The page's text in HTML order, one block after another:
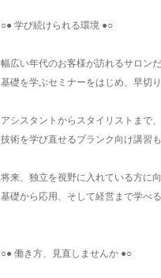
○● 学び続けられる環境 ●○
幅広い年代のお客様が訪れるサロン
基礎を学ぶセミナーをはじめ、早切
アシスタントからスタイリストまで
技術を学び直せるブランク向け講習
将来、独立を視野に入れている方に
基礎から応用、そして経営まで学べ
○● 働き方、見直しませんか ●○